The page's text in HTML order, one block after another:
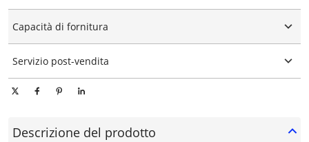
Capacità di fornitura
Servizio post-vendita
Descrizione del prodotto